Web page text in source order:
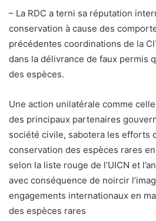
– La RDC a terni sa réputation
conservation à cause des
précédentes coordinations de la
dans la délivrance de faux permis
des espèces.
Une action unilatérale comme
des principaux partenaires
société civile, sabotera les efforts
conservation des espèces rares
selon la liste rouge de l’UICN et
avec conséquence de noircir
engagements internationaux en
des espèces rares